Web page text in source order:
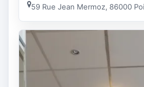
59 Rue Jean Mermoz, 86000